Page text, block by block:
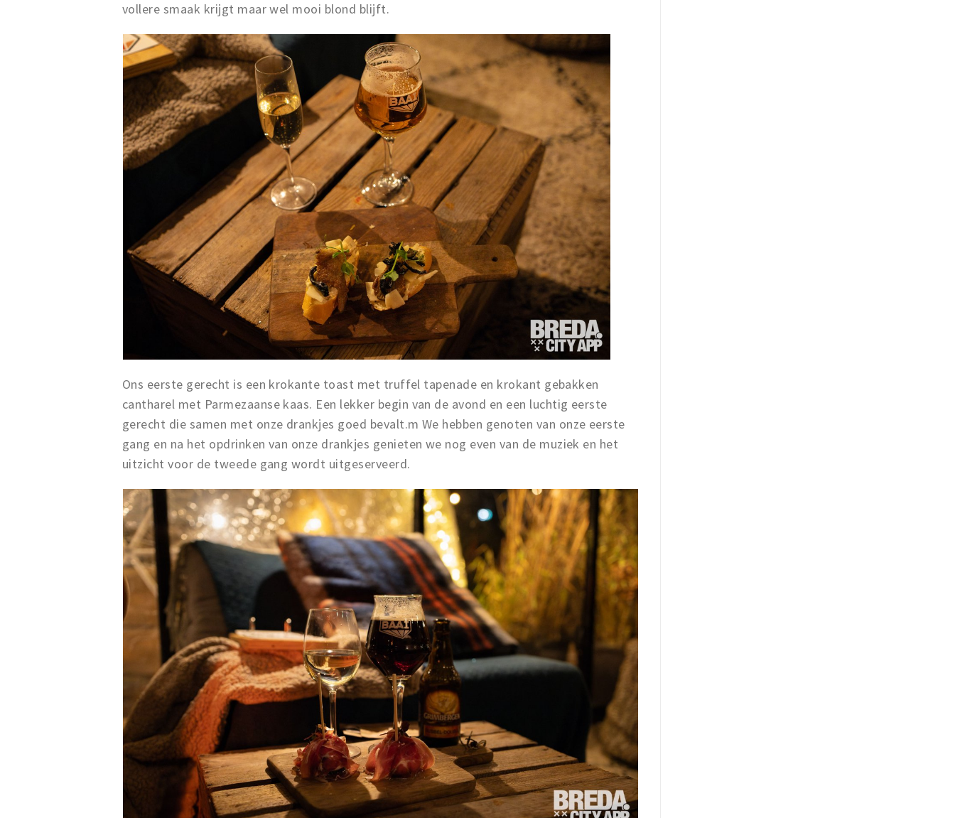
vollere smaak krijgt maar wel mooi blond blijft.
Ons eerste gerecht is een krokante toast met truffel tapenade en krokant gebakken
cantharel met Parmezaanse kaas. Een lekker begin van de avond en een luchtig eerste
gerecht die samen met onze drankjes goed bevalt.m We hebben genoten van onze eerste
gang en na het opdrinken van onze drankjes genieten we nog even van de muziek en het
uitzicht voor de tweede gang wordt uitgeserveerd.